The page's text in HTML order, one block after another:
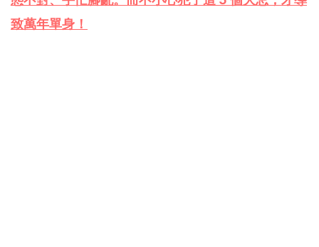
致萬年單身！